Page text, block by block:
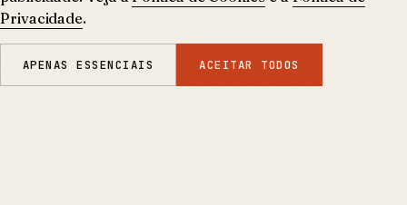
Privacidade.
APENAS ESSENCIAIS ACEITAR TODOS